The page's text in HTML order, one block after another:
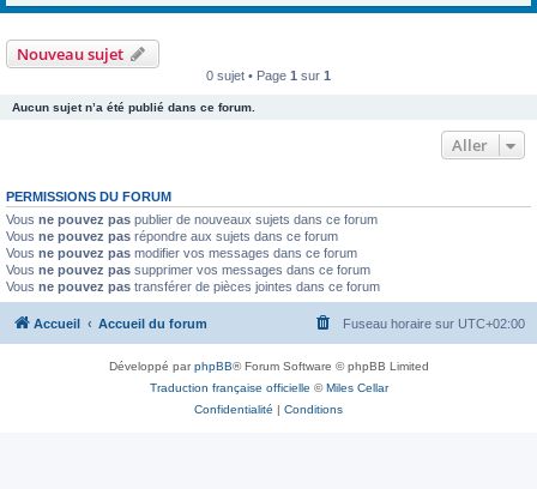
Nouveau sujet
0 sujet • Page 1 sur 1
Aucun sujet n’a été publié dans ce forum.
Aller
PERMISSIONS DU FORUM
Vous ne pouvez pas publier de nouveaux sujets dans ce forum
Vous ne pouvez pas répondre aux sujets dans ce forum
Vous ne pouvez pas modifier vos messages dans ce forum
Vous ne pouvez pas supprimer vos messages dans ce forum
Vous ne pouvez pas transférer de pièces jointes dans ce forum
Accueil Accueil du forum Fuseau horaire sur UTC+02:00
Développé parphpBB® Forum Software © phpBB Limited
Traduction française officielle ©Miles Cellar
Confidentialité | Conditions